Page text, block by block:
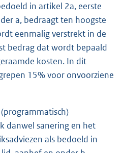
in artikel 2a, eerste
a, bedraagt ten hoogste
eenmalig verstrekt in de
bedrag dat wordt bepaald
kosten. In dit
15% voor onvoorziene
danwel sanering en het
als bedoeld in